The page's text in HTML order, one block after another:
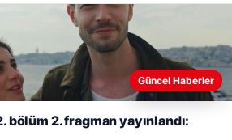
daha iyi anlayabilmek,
ve geliştirmek amacıyla çerezler
Güncel Haberler
bölüm 2. fragman yayınlandı: